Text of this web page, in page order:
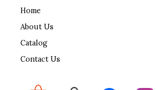
Home
About Us
Catalog
Contact Us